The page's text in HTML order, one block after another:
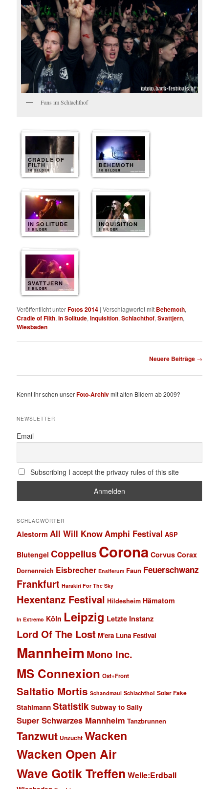
Fans im Schlachthof
CRADLE OF
FILTH
10 BILDER
BEHEMOTH
10 BILDER
IN SOLITUDE
5 BILDER
INQUISITION
5 BILDER
SVATTJERN
5 BILDER
Veröffentlicht unterFotos 2014 |Verschlagwortet mit Behemoth,
Cradle of Filth,In Solitude,Inquisition,Schlachthof,Svattjern,
Wiesbaden
Neuere Beiträge →
Kennt ihr schon unserFoto-Archivmit alten Bildern ab 2009?
NEWSLETTER
Email
Subscribing I accept the privacy rules of this site
SCHLAGWÖRTER
Alestorm All Will Know Amphi Festival ASP
Blutengel Coppelius Corona Corvus Corax
Dornenreich Eisbrecher Ensiferum Faun Feuerschwanz
Frankfurt Harakiri For The Sky
Hexentanz Festival Hildesheim Hämatom
In Extremo Köln Leipzig Letzte Instanz
Lord Of The Lost M'era Luna Festival
Mannheim Mono Inc.
MS Connexion Ost+Front
Saltatio Mortis Schandmaul Schlachthof Solar Fake
Stahlmann Statistik Subway to Sally
Super Schwarzes Mannheim Tanzbrunnen
Tanzwut Unzucht Wacken
Wacken Open Air
Wave Gotik Treffen Welle:Erdball